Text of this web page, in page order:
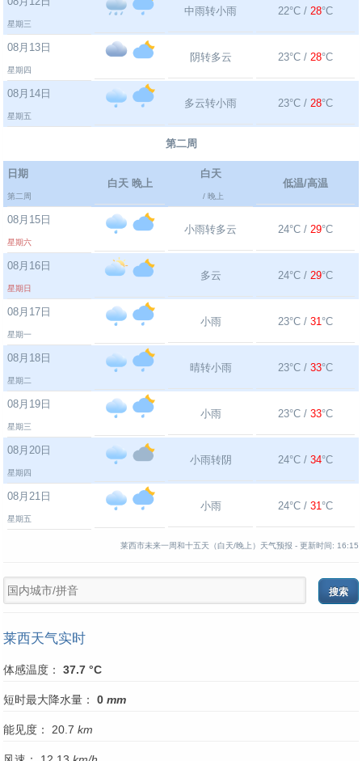
星期三
中雨转小雨 22°C / 28°C
08月13日
星期四
阴转多云 23°C / 28°C
08月14日
星期五
多云转小雨 23°C / 28°C
第二周
日期
第二周
白天 晚上
白天
/ 晚上
低温/高温
08月15日
星期六
小雨转多云 24°C / 29°C
08月16日
星期日
多云 24°C / 29°C
08月17日
星期一
小雨 23°C / 31°C
08月18日
星期二
晴转小雨 23°C / 33°C
08月19日
星期三
小雨 23°C / 33°C
08月20日
星期四
小雨转阴 24°C / 34°C
08月21日
星期五
小雨 24°C / 31°C
莱西市未来一周和十五天（白天/晚上）天气预报 - 更新时间: 16:15
莱西天气实时
体感温度： 37.7 °C
短时最大降水量： 0 mm
能见度： 20.7 km